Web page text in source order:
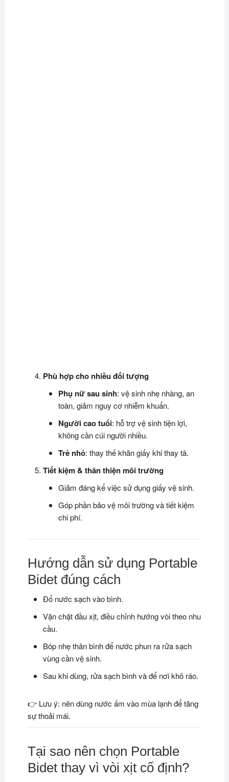
Phù hợp cho nhiều đối tượng
Phụ nữ sau sinh: vệ sinh nhẹ nhàng, an
toàn, giảm nguy cơ nhiễm khuẩn.
Người cao tuổi: hỗ trợ vệ sinh tiện lợi,
không cần cúi người nhiều.
Trẻ nhỏ: thay thế khăn giấy khi thay tã.
Tiết kiệm & thân thiện môi trường
Giảm đáng kể việc sử dụng giấy vệ sinh.
Góp phần bảo vệ môi trường và tiết kiệm
chi phí.
Hướng dẫn sử dụng Portable
Bidet đúng cách
Đổ nước sạch vào bình.
Vặn chặt đầu xịt, điều chỉnh hướng vòi theo nhu
cầu.
Bóp nhẹ thân bình để nước phun ra rửa sạch
vùng cần vệ sinh.
Sau khi dùng, rửa sạch bình và để nơi khô ráo.
👉 Lưu ý: nên dùng nước ấm vào mùa lạnh để tăng
sự thoải mái.
Tại sao nên chọn Portable
Bidet thay vì vòi xịt cố định?